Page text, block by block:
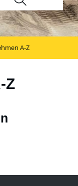
A-Z
Z